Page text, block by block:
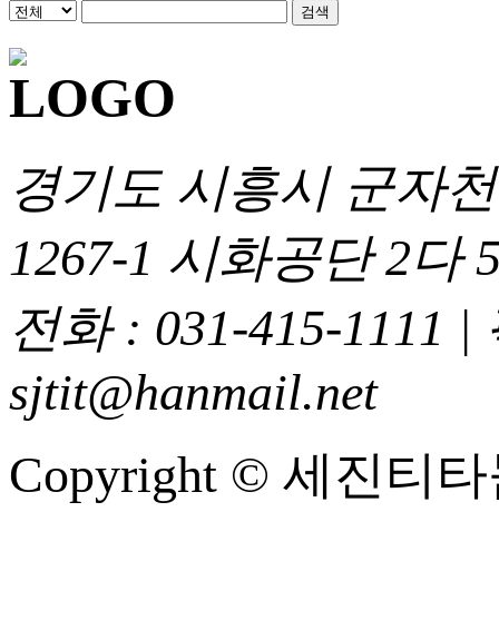
경기도 시흥시 군자
1267-1 시화공단 2다
전화 : 031-415-1111 |
sjtit@hanmail.net
Copyright © 세진티타